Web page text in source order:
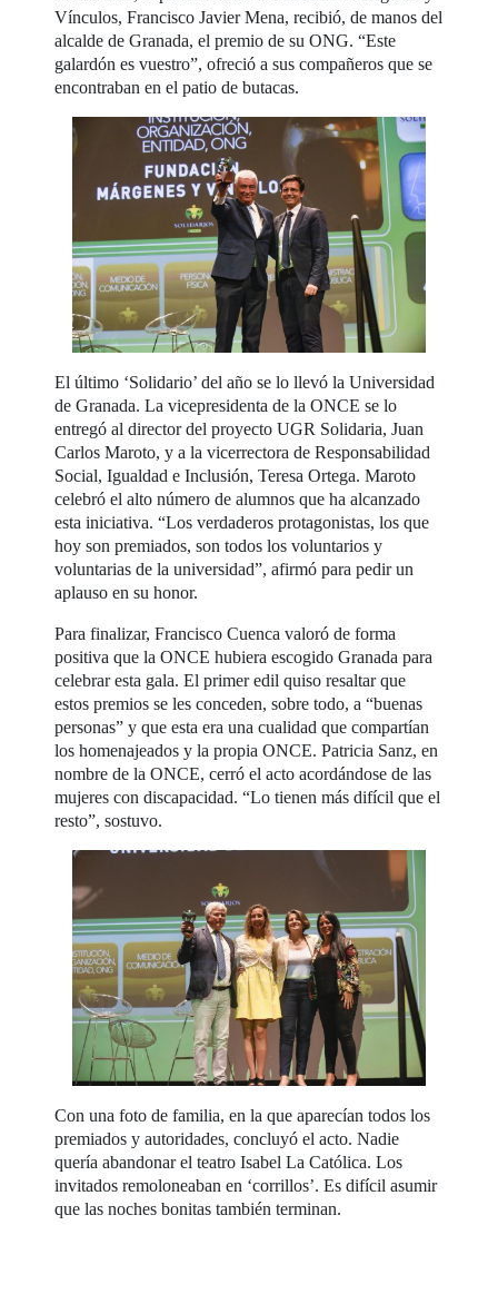
Vínculos, Francisco Javier Mena, recibió, de manos del
alcalde de Granada, el premio de su ONG. “Este
galardón es vuestro”, ofreció a sus compañeros que se
encontraban en el patio de butacas.
El último ‘Solidario’ del año se lo llevó la Universidad
de Granada. La vicepresidenta de la ONCE se lo
entregó al director del proyecto UGR Solidaria, Juan
Carlos Maroto, y a la vicerrectora de Responsabilidad
Social, Igualdad e Inclusión, Teresa Ortega. Maroto
celebró el alto número de alumnos que ha alcanzado
esta iniciativa. “Los verdaderos protagonistas, los que
hoy son premiados, son todos los voluntarios y
voluntarias de la universidad”, afirmó para pedir un
aplauso en su honor.
Para finalizar, Francisco Cuenca valoró de forma
positiva que la ONCE hubiera escogido Granada para
celebrar esta gala. El primer edil quiso resaltar que
estos premios se les conceden, sobre todo, a “buenas
personas” y que esta era una cualidad que compartían
los homenajeados y la propia ONCE. Patricia Sanz, en
nombre de la ONCE, cerró el acto acordándose de las
mujeres con discapacidad. “Lo tienen más difícil que el
resto”, sostuvo.
Con una foto de familia, en la que aparecían todos los
premiados y autoridades, concluyó el acto. Nadie
quería abandonar el teatro Isabel La Católica. Los
invitados remoloneaban en ‘corrillos’. Es difícil asumir
que las noches bonitas también terminan.